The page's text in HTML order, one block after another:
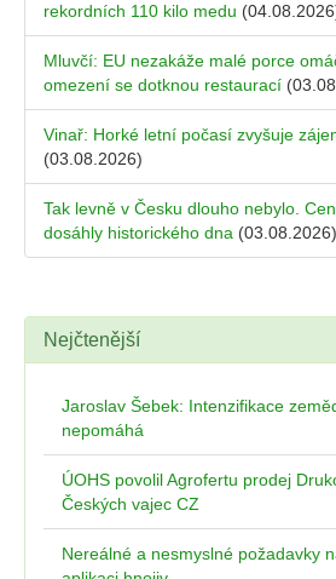
rekordních 110 kilo medu
Mluvčí: EU nezakáže malé porce
omezení se dotknou restaurací
Vinař: Horké letní počasí zvyšuje
(03.08.2026)
Tak levně v Česku dlouho nebylo.
dosáhly historického dna (03.08.2026)
Nejčtenější
Jaroslav Šebek: Intenzifikace
nepomáhá
ÚOHS povolil Agrofertu prodej
Českých vajec CZ
Nereálné a nesmyslné požadavky